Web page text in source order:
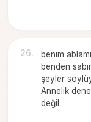
26.
benim
benden
şeyler
Annelik
değil